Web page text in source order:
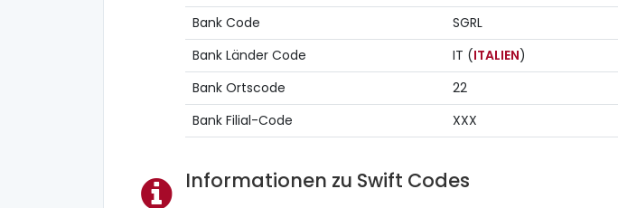
Bank Code
SGRL
Bank Länder Code
IT (ITALIEN)
Bank Ortscode
22
Bank Filial-Code
XXX
Informationen zu Swift Codes